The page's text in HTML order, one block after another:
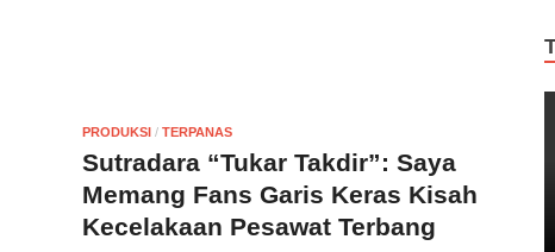
PRODUKSI / TERPANAS
Sutradara “Tukar Takdir”: Saya
Memang Fans Garis Keras Kisah
Kecelakaan Pesawat Terbang